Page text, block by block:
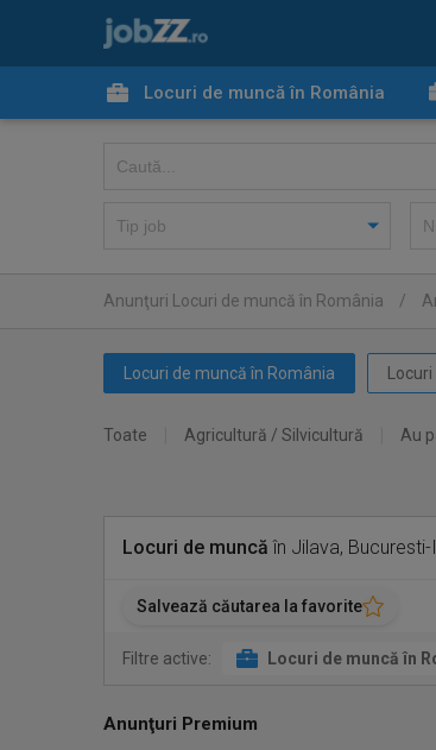
Locuri de muncă în România
Anunţuri Locuri de muncă în România /
Locuri de muncă în România
Toate Agricultură / Silvicultură Au
Locuri de muncă în Jilava,
Salvează căutarea la favorite
Filtre active: Locuri de muncă în
Anunţuri Premium